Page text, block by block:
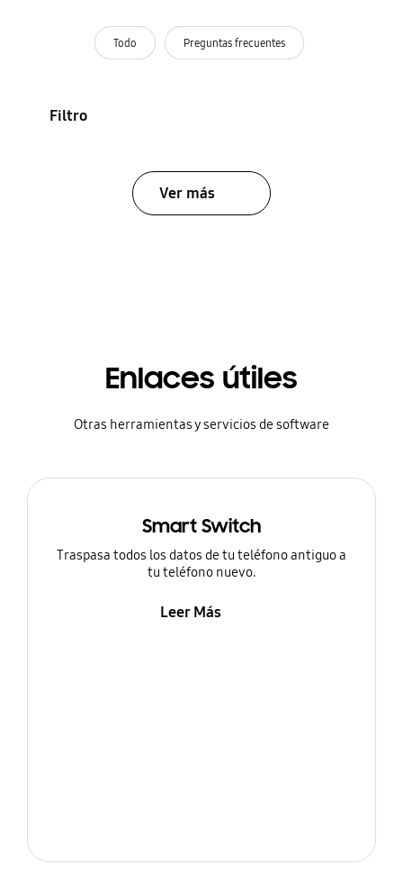
Todo Preguntas frecuentes
Filtro
Ver más
Enlaces útiles
Otras herramientas y servicios de software
Smart Switch
Traspasa todos los datos de tu teléfono antiguo a
tu teléfono nuevo.
Leer Más